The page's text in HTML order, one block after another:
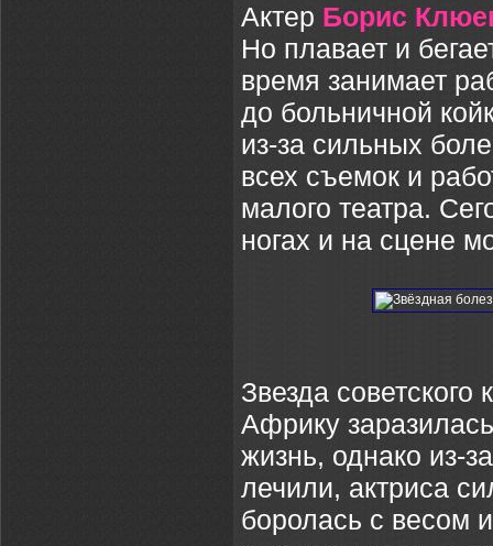
Актер Борис
Но плавает и
время занимает
до больничной
из-за сильных
всех съемок и
малого театра.
ногах и на сцене
Звезда советского
Африку
жизнь, однако из-
лечили, актриса
боролась с весом